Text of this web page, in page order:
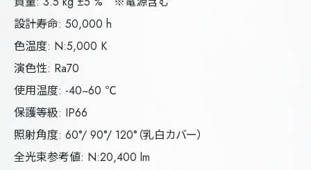
設計寿命: 50,000 h
色温度: N:5,000 K
演色性: Ra70
使用温度: -40~60 ℃
保護等級: IP66
照射角度: 60°/ 90°/ 120°（乳白カバー）
全光束参考値: N:20,400 lm